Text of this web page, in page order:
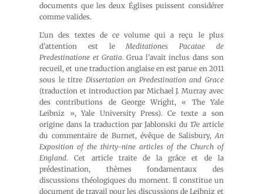
documents que les deux Églises puissent considérer
comme valides.
L’un des textes de ce volume qui a reçu le plus
d’attention est leMeditationes Pacatae de
Predestinatione et Gratia. Grua l’avait inclus dans son
recueil, et une traduction anglaise en est parue en 2011
sous le titre Dissertation on Predestination and Grace
(traduction et introduction par Michael J. Murray avec
des contributions de George Wright, « The Yale
Leibniz », Yale University Press). Ce texte a son
origine dans la traduction par Jablonski du 17e article
du commentaire de Burnet, évêque de Salisbury,An
Exposition of the thirty-nine articles of the Church of
England. Cet article traite de la grâce et de la
prédestination, thèmes fondamentaux des
discussions théologiques du moment. Il constitue un
document de travail pour les discussions de Leibniz et